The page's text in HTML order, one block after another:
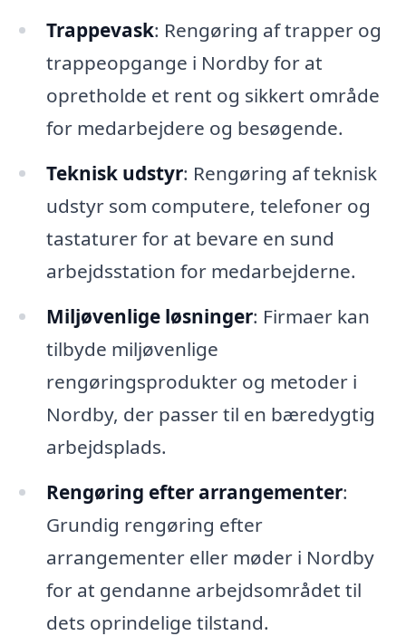
Trappevask: Rengøring af trapper og
trappeopgange i Nordby for at
opretholde et rent og sikkert område
for medarbejdere og besøgende.
Teknisk udstyr: Rengøring af teknisk
udstyr som computere, telefoner og
tastaturer for at bevare en sund
arbejdsstation for medarbejderne.
Miljøvenlige løsninger: Firmaer kan
tilbyde miljøvenlige
rengøringsprodukter og metoder i
Nordby, der passer til en bæredygtig
arbejdsplads.
Rengøring efter arrangementer:
Grundig rengøring efter
arrangementer eller møder i Nordby
for at gendanne arbejdsområdet til
dets oprindelige tilstand.